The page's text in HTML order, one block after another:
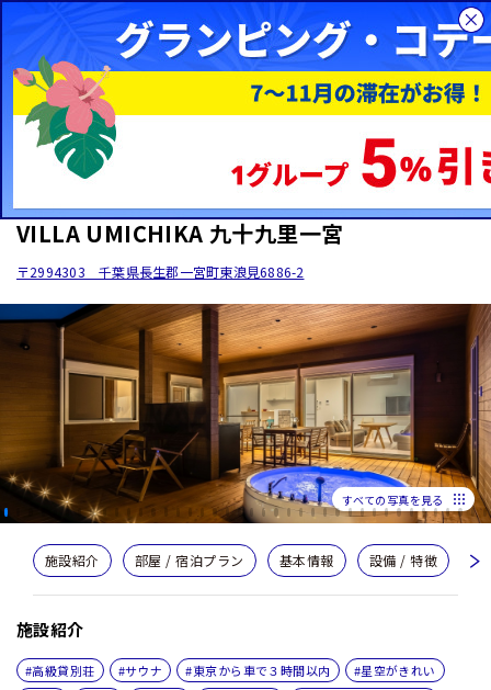
総合旅行サイトHIS コテージ・貸別荘の施設一覧 関東
VILLA UMICHIKA 九十九里一宮
〒2994303 千葉県長生郡一宮町東浪見6886-2
すべての写真を見る
施設紹介 部屋 / 宿泊プラン 基本情報 設備 / 特徴 共
施設紹介
#高級貸別荘 #サウナ #東京から車で３時間以内
#星空がきれい